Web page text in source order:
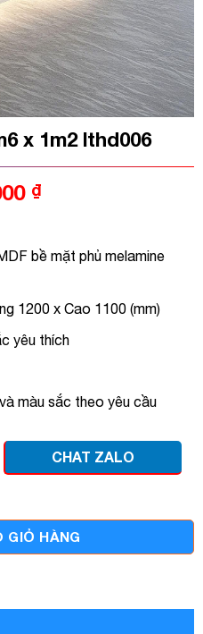
x 1m2 lthd006
₫.
₫Giá
là:
bề mặt phủ melamine
1200 x Cao 1100 (mm)
yêu thích
màu sắc theo yêu cầu
CHAT ZALO
số lượng
GIỎ HÀNG